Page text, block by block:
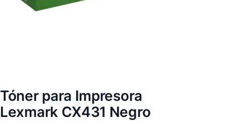
Tóner para Impresora
Lexmark CX431 Negro